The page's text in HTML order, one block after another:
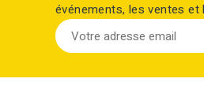
événements, les ventes